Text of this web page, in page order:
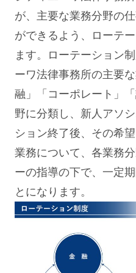
が、主要な業務分野の
ができるよう、ローテ
ます。ローテーション
ーワ法律事務所の主要
融」「コーポレート」
野に分類し、新人アソ
ション終了後、その希
業務について、各業務
ーの指導の下で、一定
とになります。